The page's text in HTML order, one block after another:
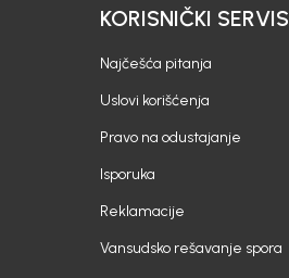
KORISNIČKI SERVIS
Najčešća pitanja
Uslovi korišćenja
Pravo na odustajanje
Isporuka
Reklamacije
Vansudsko rešavanje spora